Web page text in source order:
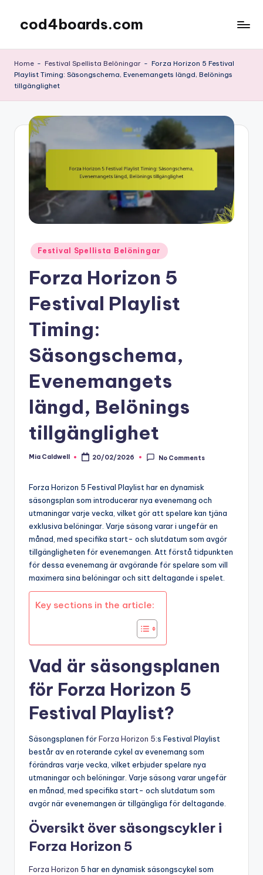
content
cod4boards.com
Home - Festival Spellista Belöningar - Forza Horizon 5 Festival
Playlist Timing: Säsongschema, Evenemangets längd, Belönings
tillgänglighet
Posted
in
Festival Spellista Belöningar
Forza Horizon 5
Festival Playlist
Timing:
Säsongschema,
Evenemangets
längd, Belönings
tillgänglighet
Posted
Mia Caldwell 20/02/2026 No Comments
Forza Horizon 5 Festival Playlist har en dynamisk
säsongsplan som introducerar nya evenemang och
utmaningar varje vecka, vilket gör att spelare kan tjäna
exklusiva belöningar. Varje säsong varar i ungefär en
månad, med specifika start- och slutdatum som avgör
tillgängligheten för evenemangen. Att förstå tidpunkten
för dessa evenemang är avgörande för spelare som vill
maximera sina belöningar och sitt deltagande i spelet.
Key sections in the article:
Vad är säsongsplanen
för Forza Horizon 5
Festival Playlist?
Säsongsplanen förForza Horizon 5:s Festival Playlist
består av en roterande cykel av evenemang som
förändras varje vecka, vilket erbjuder spelare nya
utmaningar och belöningar. Varje säsong varar ungefär
en månad, med specifika start- och slutdatum som
avgör när evenemangen är tillgängliga för deltagande.
Översikt över säsongscykler i
Forza Horizon 5
Forza Horizon 5 har en dynamisk säsongscykel som